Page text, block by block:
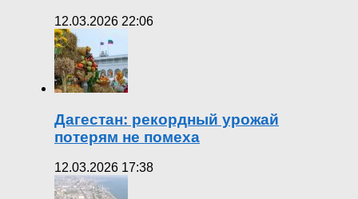
12.03.2026 22:06
Дагестан: рекордный урожай
потерям не помеха
12.03.2026 17:38